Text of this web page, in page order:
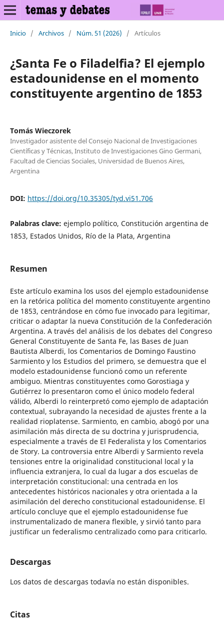
Inicio / Archivos / Núm. 51 (2026) / Artículos
¿Santa Fe o Filadelfia? El ejemplo
estadounidense en el momento
constituyente argentino de 1853
Tomás Wieczorek
Investigador asistente del Consejo Nacional de Investigaciones
Científicas y Técnicas, Instituto de Investigaciones Gino Germani,
Facultad de Ciencias Sociales, Universidad de Buenos Aires,
Argentina
DOI: https://doi.org/10.35305/tyd.vi51.706
Palabras clave: ejemplo político, Constitución argentina de
1853, Estados Unidos, Río de la Plata, Argentina
Resumen
Este artículo examina los usos del ejemplo estadounidense
en la retórica política del momento constituyente argentino
de 1853, centrándose en cómo fue invocado para legitimar,
criticar o adaptar la nueva Constitución de la Confederación
Argentina. A través del análisis de los debates del Congreso
General Constituyente de Santa Fe, las Bases de Juan
Bautista Alberdi, los Comentarios de Domingo Faustino
Sarmiento y los Estudios del primero, se demuestra que el
modelo estadounidense funcionó como un referente
ambiguo. Mientras constituyentes como Gorostiaga y
Gutiérrez lo presentaron como el único modelo federal
válido, Alberdi lo reinterpretó como ejemplo de adaptación
contextual, subrayando la necesidad de ajustes frente a la
realidad rioplatense. Sarmiento, en cambio, abogó por una
asimilación más directa de su doctrina y jurisprudencia,
especialmente a través de El Federalista y los Comentarios
de Story. La controversia entre Alberdi y Sarmiento revela
tensiones entre la originalidad constitucional local y la
influencia extranjera, lo cual da lugar a dos escuelas de
interpretación constitucional: una centrada en los
antecedentes históricos nacionales y otra orientada a la
asimilación del derecho constitucional estadounidense. El
artículo concluye que el ejemplo estadounidense fue
instrumentalizado de manera flexible, y sirvió tanto para
justificar un federalismo centralizado como para criticarlo.
Descargas
Los datos de descargas todavía no están disponibles.
Citas